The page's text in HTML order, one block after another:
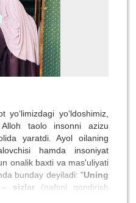
yo‘ldoshimiz,
taolo insonni azizu
yaratdi. Ayol oilaning
hamda insoniyat
onalik baxti va mas'uliyati
bunday deyiladi: "Uning
– sizlar (nafsni qondirish